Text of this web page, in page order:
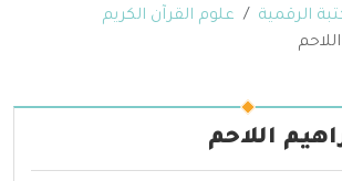
الرقمية
علوم القرآن الكريم
اللاحم